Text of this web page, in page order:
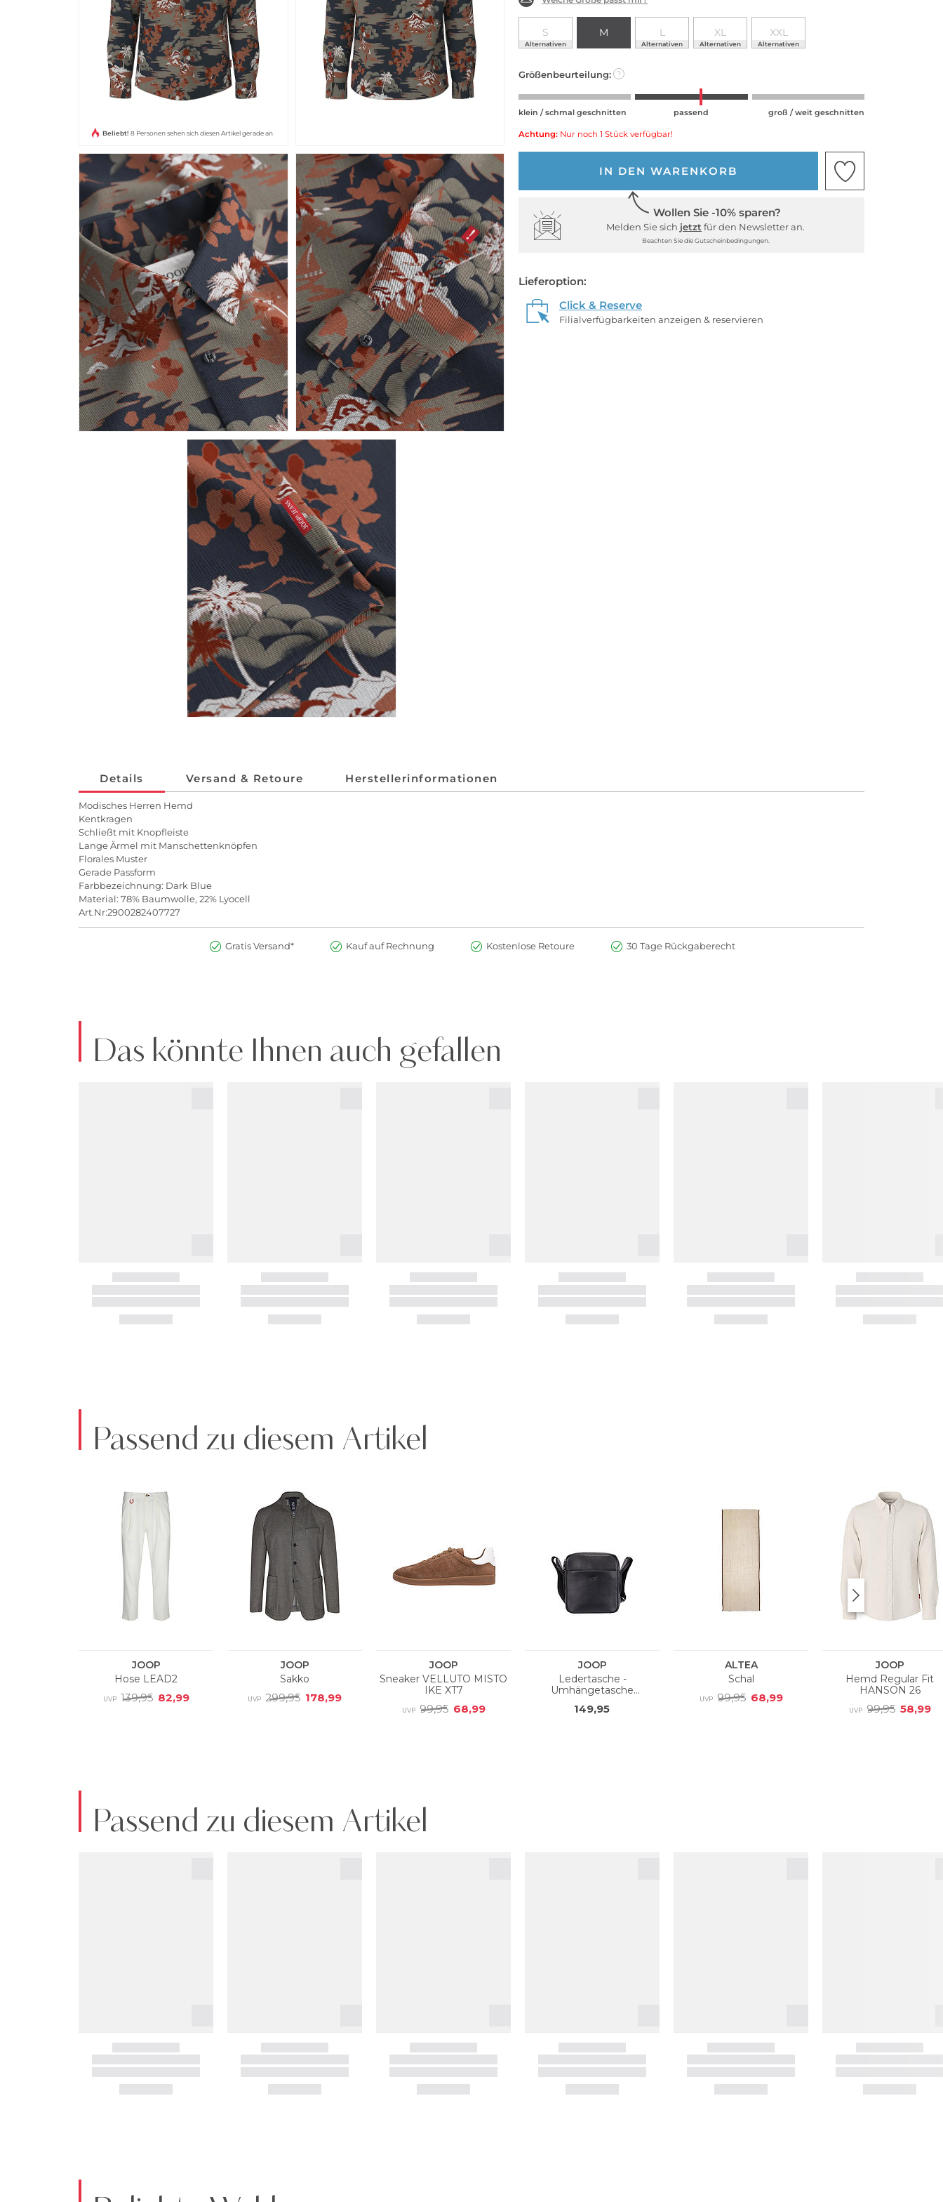
Beliebt! 8 Personen sehen sich diesen Artikel gerade an
S
Alternativen
M L
Alternativen
XL
Alternativen
XXL
Alternativen
Größenbeurteilung: ?
klein / schmal geschnitten passend groß / weit geschnitten
Achtung: Nur noch 1 Stück verfügbar!
IN DEN WARENKORB
Wollen Sie -10% sparen?
Melden Sie sich jetzt für den Newsletter an.
Beachten Sie die Gutscheinbedingungen.
Lieferoption:
Click & Reserve
Filialverfügbarkeiten anzeigen & reservieren
Details Versand & Retoure Herstellerinformationen
Modisches Herren Hemd
Kentkragen
Schließt mit Knopfleiste
Lange Ärmel mit Manschettenknöpfen
Florales Muster
Gerade Passform
Farbbezeichnung: Dark Blue
Material: 78% Baumwolle, 22% Lyocell
Art.Nr:2900282407727
Gratis Versand* Kauf auf Rechnung Kostenlose Retoure 30 Tage Rückgaberecht
Das könnte Ihnen auch gefallen
Passend zu diesem Artikel
Passend zu diesem Artikel